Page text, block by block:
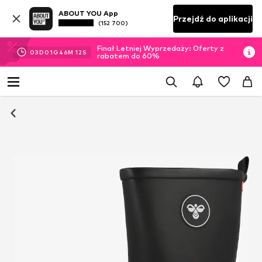
ABOUT YOU App
(152 700) Przejdź do aplikacji
03D 01 G 46M 12 S
Finał Letniej Wyprzedaży: Oferty z
rabatem do 60%